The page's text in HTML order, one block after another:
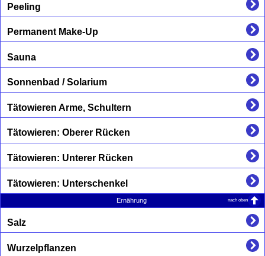
Peeling
Permanent Make-Up
Sauna
Sonnenbad / Solarium
Tätowieren Arme, Schultern
Tätowieren: Oberer Rücken
Tätowieren: Unterer Rücken
Tätowieren: Unterschenkel
Ernährung nach oben
Salz
Wurzelpflanzen